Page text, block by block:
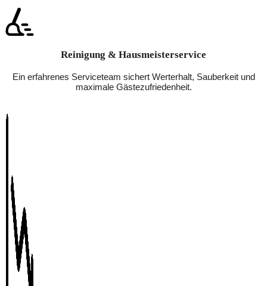
Reinigung & Hausmeisterservice
Ein erfahrenes Serviceteam sichert Werterhalt, Sauberkeit und
maximale Gästezufriedenheit.